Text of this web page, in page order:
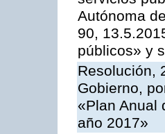
Autónoma
90,
públicos» y
Resolución,
Gobierno,
«Plan Anual
año 2017»